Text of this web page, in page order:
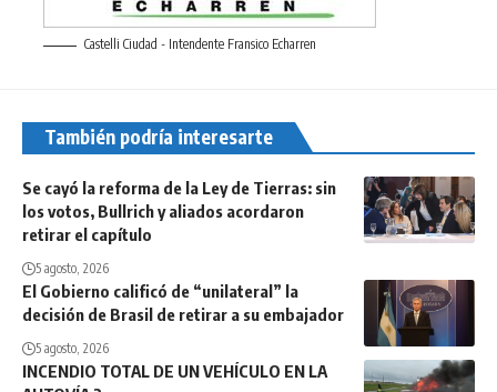
Castelli Ciudad - Intendente Fransico Echarren
También podría interesarte
Se cayó la reforma de la Ley de Tierras: sin
los votos, Bullrich y aliados acordaron
retirar el capítulo
5 agosto, 2026
El Gobierno calificó de “unilateral” la
decisión de Brasil de retirar a su embajador
5 agosto, 2026
INCENDIO TOTAL DE UN VEHÍCULO EN LA